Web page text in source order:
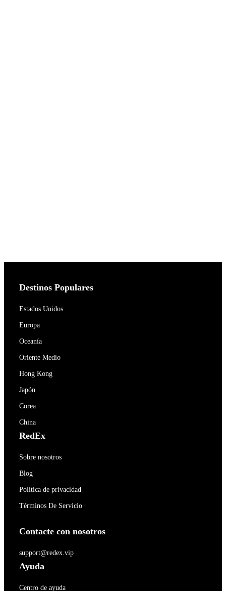
Destinos Populares
Estados Unidos
Europa
Oceanía
Oriente Medio
Hong Kong
Japón
Corea
China
RedEx
Sobre nosotros
Blog
Política de privacidad
Términos De Servicio
Contacte con nosotros
support@redex.vip
Ayuda
Centro de ayuda